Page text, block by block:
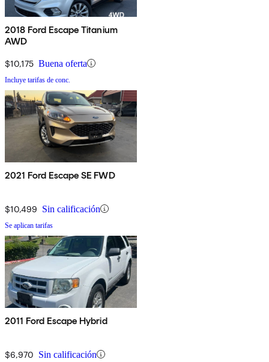
2018 Ford Escape Titanium
AWD
$10,175 Buena oferta
Incluye tarifas de conc.
2021 Ford Escape SE FWD
$10,499 Sin calificación
Se aplican tarifas
2011 Ford Escape Hybrid
$6,970 Sin calificación